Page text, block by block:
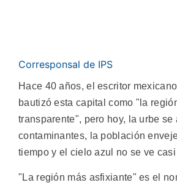
Corresponsal de IPS
Hace 40 años, el escritor
bautizó esta capital como "la
transparente", pero hoy, la urbe se
contaminantes, la población
tiempo y el cielo azul no se ve
"La región más asfixiante" es el